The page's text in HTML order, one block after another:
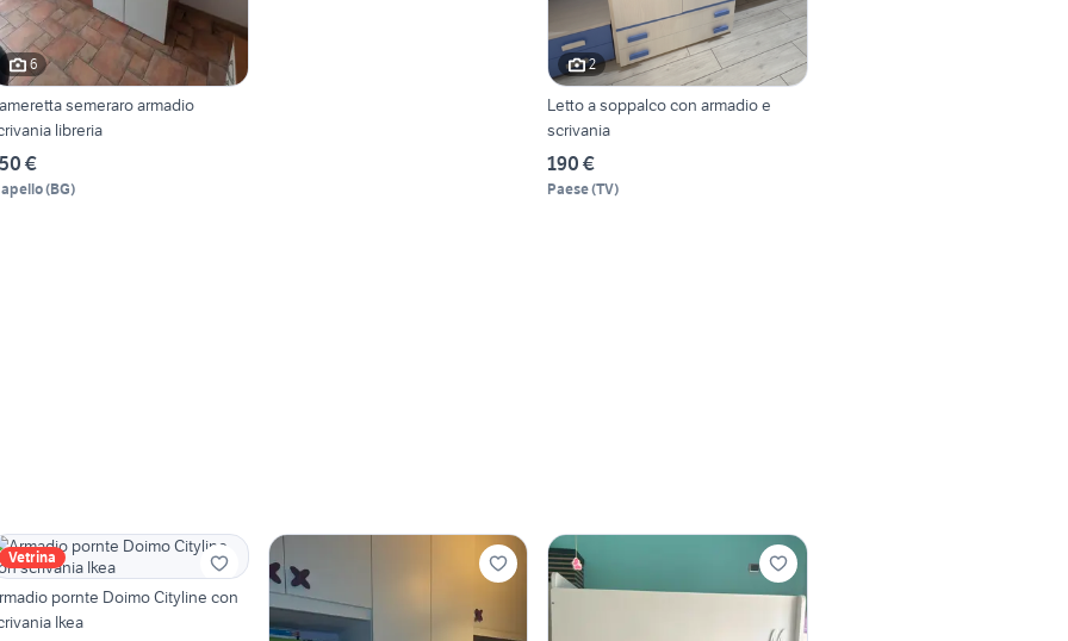
6
semeraro armadio
libreria
€
(BG)
2
Letto a soppalco con armadio e
scrivania
190 €
Paese(TV)
Vetrina
pornte Doimo Cityline con
Ikea